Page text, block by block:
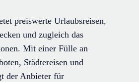
preiswerte Urlaubsreisen,
und zugleich das
Mit einer Fülle an
Städtereisen und
der Anbieter für